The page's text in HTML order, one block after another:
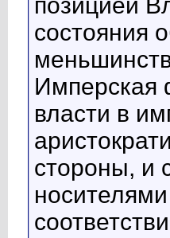
позицией
состояния
Имперская
власти в
стороны, и